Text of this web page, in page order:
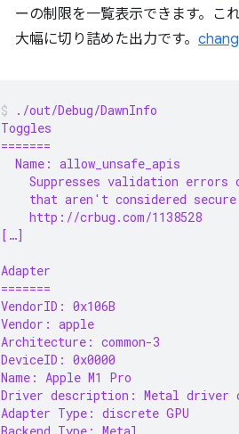
ーの制限を一覧表示できます。こ
大幅に切り詰めた出力です。
./out/Debug/DawnInfo
Toggles
=======
  Name: allow_unsafe_apis
Suppresses validation errors
that aren't considered secure
    http://crbug.com/1138528
[…]
Adapter
=======
VendorID: 0x106B
Vendor: apple
Architecture: common-3
DeviceID: 0x0000
Name: Apple M1 Pro
Driver description: Metal driver
Adapter Type: discrete GPU